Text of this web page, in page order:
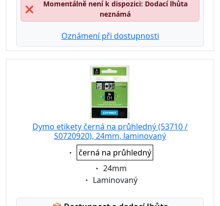
❌
Momentálně není k dispozici: Dodací lhůta
neznámá
Oznámení při dostupnosti
Dymo etikety černá na průhledný (53710 /
S0720920), 24mm, laminovaný
Eigenschaft:
černá na průhledný
Eigenschaft:
24mm
Eigenschaft:
Laminovaný